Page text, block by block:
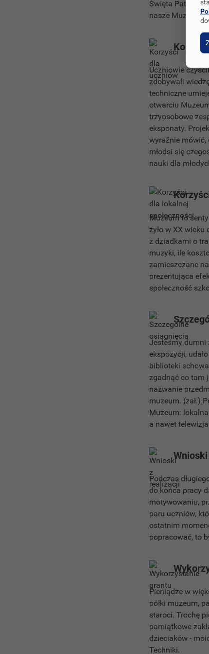
Święta Patrona
nasze Muzeum.
Uczniowie
zdobywali
techniczne
otwarciu
trzyosobowe
eksponaty.
wyraźnie mówić,
młodsi się
nauki dla
Muzeum to
żyło w XX
z dziadkami o
muzyki, ile
zamieszczane
prezentująca
społeczność
Jesteśmy dumni
ekspozycji,
biblioteki
zgadnąć co tam
nazwanie
muzeum. (zał.)
Muzeum:
a nawet
Podczas
do końca pracy
motywowaniu,
paru uczniów,
ostatnim
popracować, to
Pieniądze w
półki muzeum,
staroci. Trochę
pamiątkowe
dzieciaków -
Techniki.